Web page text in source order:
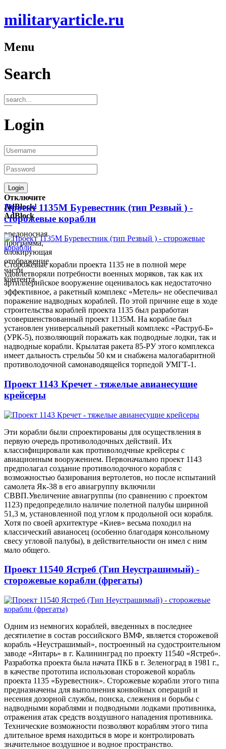
militaryarticle.ru
Menu
Search
Login
Отключите
AdBlock!
AdBlock
—
вредоносная
программа,
блокирующая
отображение
части
контента.
Проект 1135М Буревестник (тип Резвый ) -
сторожевые корабли
Сторожевые корабли проекта 1135 не в полной мере
удовлетворяли потребности военных моряков, так как их
артиллерийское вооружение оценивалось как недостаточно
эффективное, а ракетный комплекс «Метель» не обеспечивал
поражение надводных кораблей. По этой причине еще в ходе
строительства кораблей проекта 1135 был разработан
усовершенствованный проект 1135М. На корабле был
установлен универсальный ракетный комплекс «Раструб-Б»
(УРК-5), позволяющий поражать как подводные лодки, так и
надводные корабли. Крылатая ракета 85-РУ этого комплекса
имеет дальность стрельбы 50 км и снабжена малогабаритной
противолодочной самонаводящейся торпедой УМГТ-1.
Проект 1143 Кречет - тяжелые авианесущие
крейсеры
Эти корабли были спроектированы для осуществления в
первую очередь противолодочных действий. Их
классифицировали как противолодчные крейсеры с
авиационным вооружением. Первоначально проект 1143
предполагал создание противолодочного корабля с
возможностью базирования вертолетов, но после испытаний
самолета Як-38 в его авиагруппу включили
СВВП.Увеличение авиагруппы (по сравнению с проектом
1123) предопределило наличие полетной палубы шириной
51,3 м, установленной под углом к продольной оси корабля.
Хотя по своей архитектуре «Киев» весьма походил на
классический авианосец (особенно благодаря консольному
свесу угловой палубы), в действительности он имел с ним
мало общего.
Проект 11540 Ястреб (Тип Неустрашимый) -
сторожевые корабли (фрегаты)
Одним из немногих кораблей, введенных в последнее
десятилетие в состав российского ВМФ, является сторожевой
корабль «Неустрашимый», построенный на судостроительном
заводе «Янтарь» в г. Калининград по проекту 11540 «Ястреб».
Разработка проекта была начата ПКБ в г. Зеленоград в 1981 г.,
в качестве прототипа использован сторожевой корабль
проекта 1135 «Буревестник». Сторожевые корабли этого типа
предназначены для выполнения конвойных операций и
несения дозорной службы, поиска, слежения и борьбы с
надводными кораблями и подводными лодками противника,
отражения атак средств воздушного нападения противника.
Технические возможности позволяют кораблям этого типа
длительное время находиться в море и контролировать
значительное воздушное и водное пространство.